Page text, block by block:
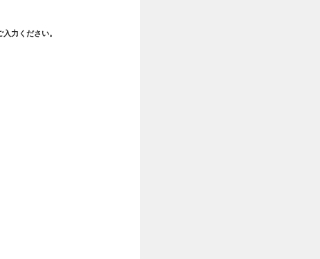
力ください。